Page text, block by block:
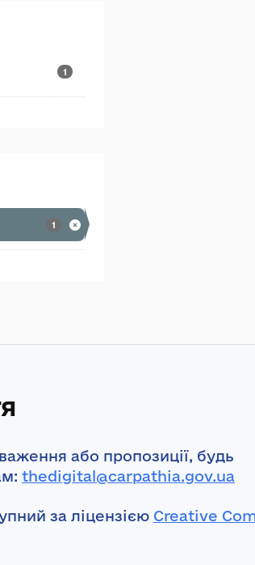
1
1
або пропозиції, будь
thedigital@carpathia.gov.ua
за ліцензією Creative